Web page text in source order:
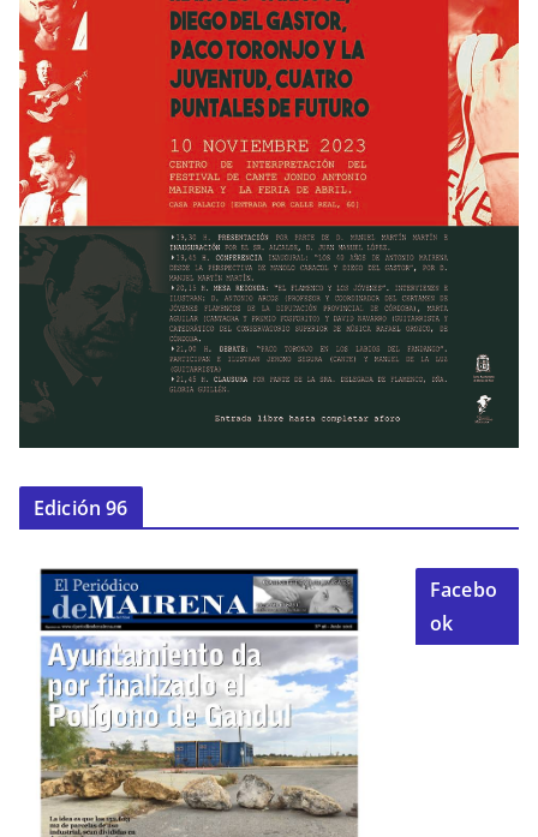
Edición 96
Facebo
ok